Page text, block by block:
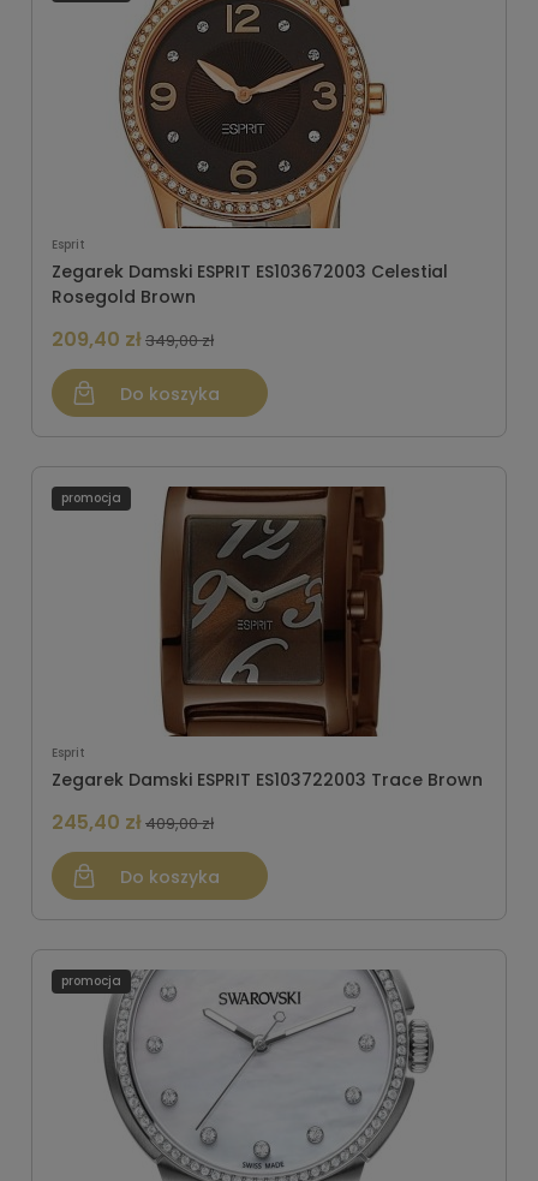
Esprit
Zegarek Damski ESPRIT ES103672003 Celestial
Rosegold Brown
209,40 zł349,00 zł
Do koszyka
Esprit
Zegarek Damski ESPRIT ES103722003 Trace Brown
245,40 zł409,00 zł
Do koszyka
promocja
promocja